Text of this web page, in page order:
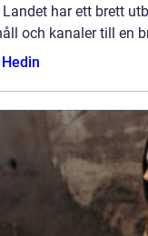
har ett brett
och kanaler till en